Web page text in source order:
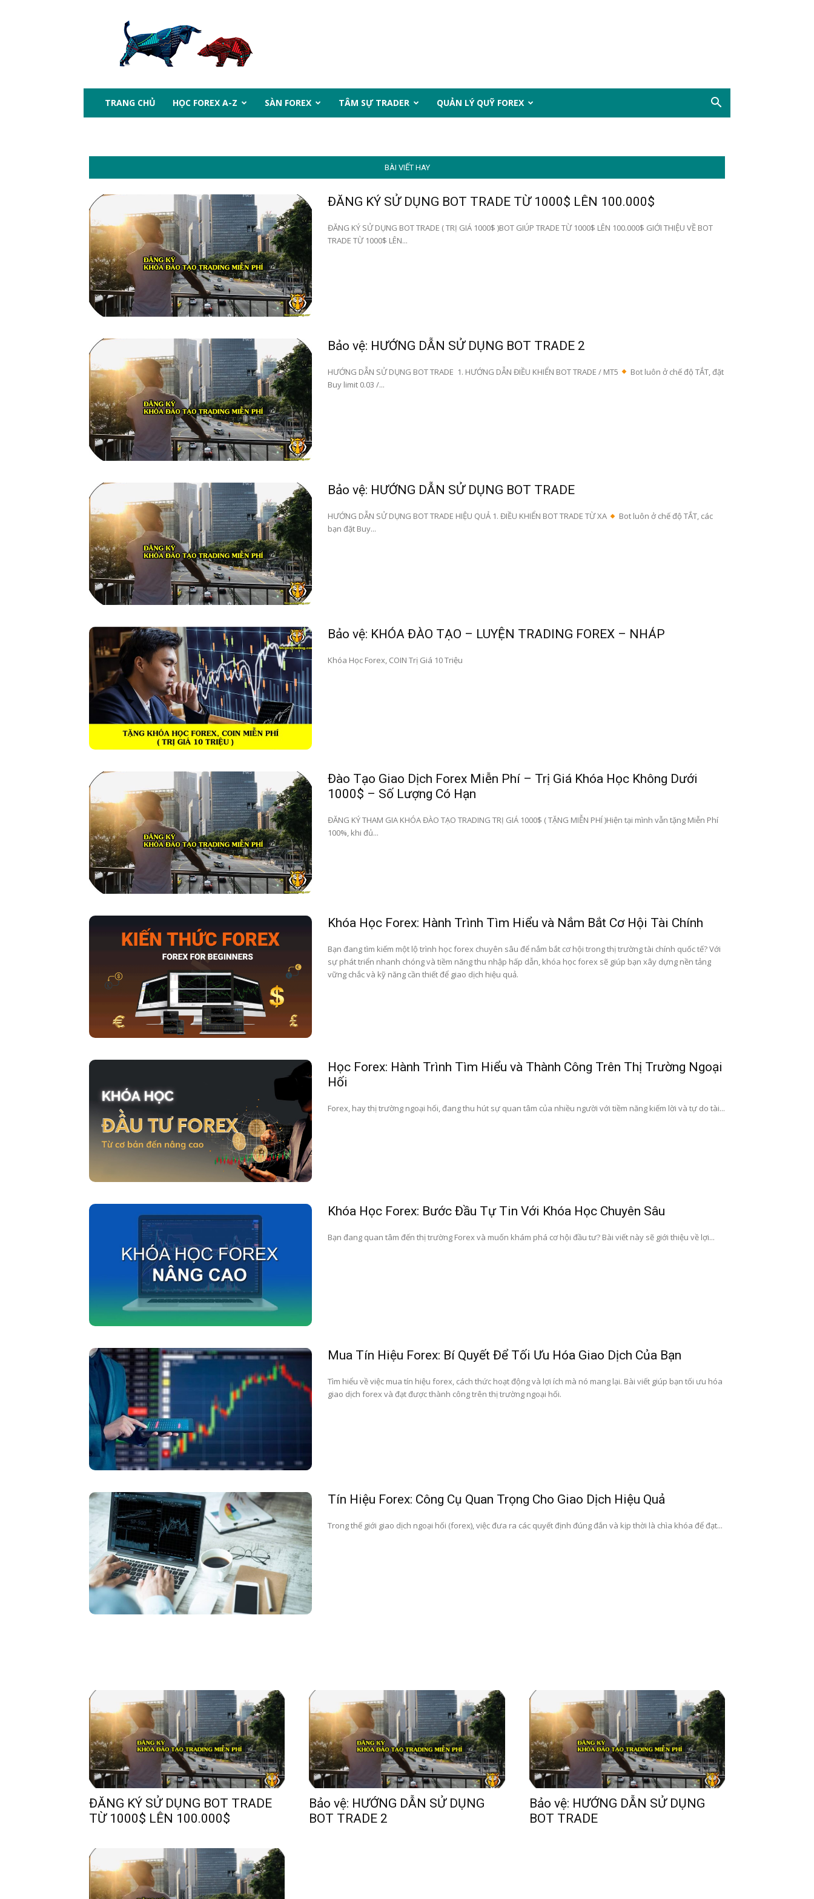
btcprotrading.com
TRANG CHỦ HỌC FOREX A-Z SÀN FOREX TÂM SỰ TRADER QUẢN LÝ QUỸ FOREX
BÀI VIẾT HAY
ĐĂNG KÝ SỬ DỤNG BOT TRADE TỪ 1000$ LÊN 100.000$
ĐĂNG KÝ SỬ DỤNG BOT TRADE ( TRỊ GIÁ 1000$ )BOT GIÚP TRADE TỪ 1000$ LÊN 100.000$ GIỚI THIỆU VỀ BOT
TRADE TỪ 1000$ LÊN...
Bảo vệ: HƯỚNG DẪN SỬ DỤNG BOT TRADE 2
HƯỚNG DẪN SỬ DỤNG BOT TRADE 1. HƯỚNG DẪN ĐIỀU KHIỂN BOT TRADE / MT5
Bot luôn ở chế độ TẮT, đặt
Buy limit 0.03 /...
Bảo vệ: HƯỚNG DẪN SỬ DỤNG BOT TRADE
HƯỚNG DẪN SỬ DỤNG BOT TRADE HIỆU QUẢ 1. ĐIỀU KHIỂN BOT TRADE TỪ XA
Bot luôn ở chế độ TẮT, các
bạn đặt Buy...
Bảo vệ: KHÓA ĐÀO TẠO – LUYỆN TRADING FOREX – NHÁP
Khóa Học Forex, COIN Trị Giá 10 Triệu
Đào Tạo Giao Dịch Forex Miễn Phí – Trị Giá Khóa Học Không Dưới
1000$ – Số Lượng Có Hạn
ĐĂNG KÝ THAM GIA KHÓA ĐÀO TẠO TRADING TRỊ GIÁ 1000$ ( TẶNG MIỄN PHÍ )Hiện tại mình vẫn tặng Miễn Phí
100%, khi đủ...
Khóa Học Forex: Hành Trình Tìm Hiểu và Nắm Bắt Cơ Hội Tài Chính
Bạn đang tìm kiếm một lộ trình học forex chuyên sâu để nắm bắt cơ hội trong thị trường tài chính quốc tế? Với
sự phát triển nhanh chóng và tiềm năng thu nhập hấp dẫn, khóa học forex sẽ giúp bạn xây dựng nền tảng
vững chắc và kỹ năng cần thiết để giao dịch hiệu quả.
Học Forex: Hành Trình Tìm Hiểu và Thành Công Trên Thị Trường Ngoại
Hối
Forex, hay thị trường ngoại hối, đang thu hút sự quan tâm của nhiều người với tiềm năng kiếm lời và tự do tài...
Khóa Học Forex: Bước Đầu Tự Tin Với Khóa Học Chuyên Sâu
Bạn đang quan tâm đến thị trường Forex và muốn khám phá cơ hội đầu tư? Bài viết này sẽ giới thiệu về lợi...
Mua Tín Hiệu Forex: Bí Quyết Để Tối Ưu Hóa Giao Dịch Của Bạn
Tìm hiểu về việc mua tín hiệu forex, cách thức hoạt động và lợi ích mà nó mang lại. Bài viết giúp bạn tối ưu hóa
giao dịch forex và đạt được thành công trên thị trường ngoại hối.
Tín Hiệu Forex: Công Cụ Quan Trọng Cho Giao Dịch Hiệu Quả
Trong thế giới giao dịch ngoại hối (forex), việc đưa ra các quyết định đúng đắn và kịp thời là chìa khóa để đạt...
ĐĂNG KÝ SỬ DỤNG BOT TRADE
TỪ 1000$ LÊN 100.000$
Bảo vệ: HƯỚNG DẪN SỬ DỤNG
BOT TRADE 2
Bảo vệ: HƯỚNG DẪN SỬ DỤNG
BOT TRADE